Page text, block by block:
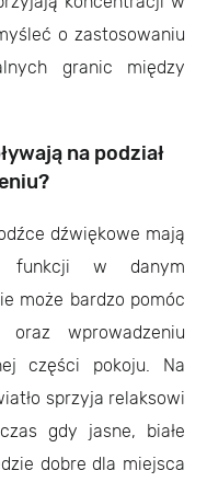
o zastosowaniu
granic między
na podział
dźwiękowe mają
funkcji w danym
może bardzo pomóc
wprowadzeniu
części pokoju. Na
sprzyja relaksowi
gdy jasne, białe
dobre dla miejsca